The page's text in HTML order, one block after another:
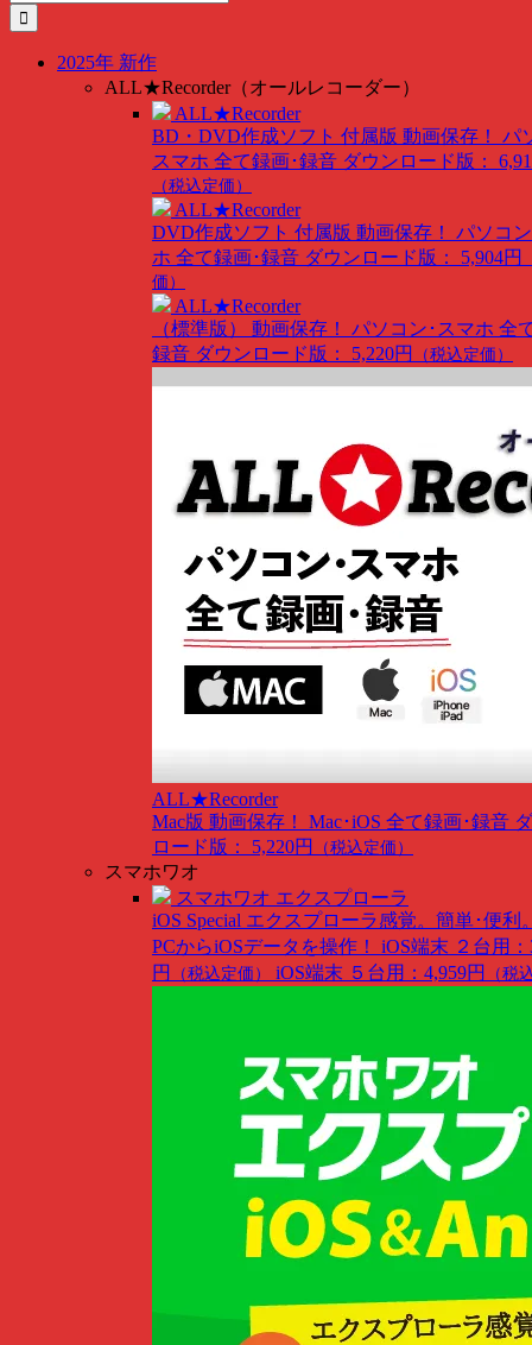
索
…
2025年 新作
ALL★Recorder（オールレコーダー）
ALL★Recorder
BD・DVD作成ソフト 付属版 動画保存！ パ
スマホ 全て録画･録音 ダウンロード版：
（税込定価）
ALL★Recorder
DVD作成ソフト 付属版 動画保存！ パソコ
ホ 全て録画･録音 ダウンロード版： 5,904円
価）
ALL★Recorder
（標準版） 動画保存！ パソコン･スマホ 全
録音 ダウンロード版： 5,220円 （税込定価）
ALL★Recorder
Mac版 動画保存！ Mac･iOS 全て録画･録音
ロード版： 5,220円
（税込定価）
スマホワオ
スマホワオ エクスプローラ
iOS Special エクスプローラ感覚。簡単･便利
PCからiOSデータを操作！ iOS端末 ２台用：
円
（税込定価） iOS端末 ５台用：4,959円 （税